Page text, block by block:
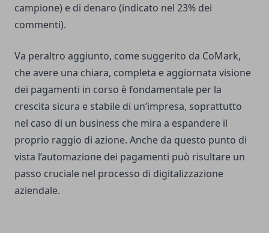
campione) e di denaro (indicato nel 23% dei
commenti).
Va peraltro aggiunto, come suggerito da CoMark,
che avere una chiara, completa e aggiornata visione
dei pagamenti in corso è fondamentale per la
crescita sicura e stabile di un’impresa, soprattutto
nel caso di un business che mira a espandere il
proprio raggio di azione. Anche da questo punto di
vista l’automazione dei pagamenti può risultare un
passo cruciale nel processo di digitalizzazione
aziendale.